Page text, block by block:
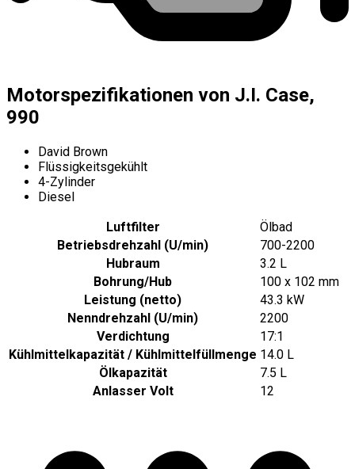
Motorspezifikationen von J.I. Case,
990
David Brown
Flüssigkeitsgekühlt
4-Zylinder
Diesel
Luftfilter
Ölbad
Betriebsdrehzahl (U/min)
700-2200
Hubraum
3.2 L
Bohrung/Hub
100 x 102 mm
Leistung (netto)
43.3 kW
Nenndrehzahl (U/min)
2200
Verdichtung
17:1
Kühlmittelkapazität / Kühlmittelfüllmenge 14.0 L
Ölkapazität
7.5 L
Anlasser Volt
12